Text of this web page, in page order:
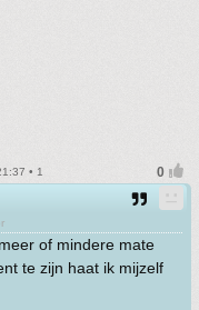
• 1
of mindere mate
te zijn haat ik mijzelf